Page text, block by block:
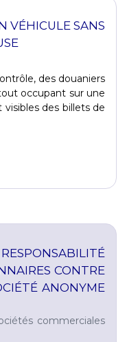
VÉHICULE SANS
des douaniers
occupant sur une
visibles des billets de
CONTRE
ANONYME
commerciales